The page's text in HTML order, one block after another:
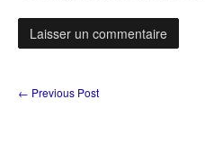
← Previous Post